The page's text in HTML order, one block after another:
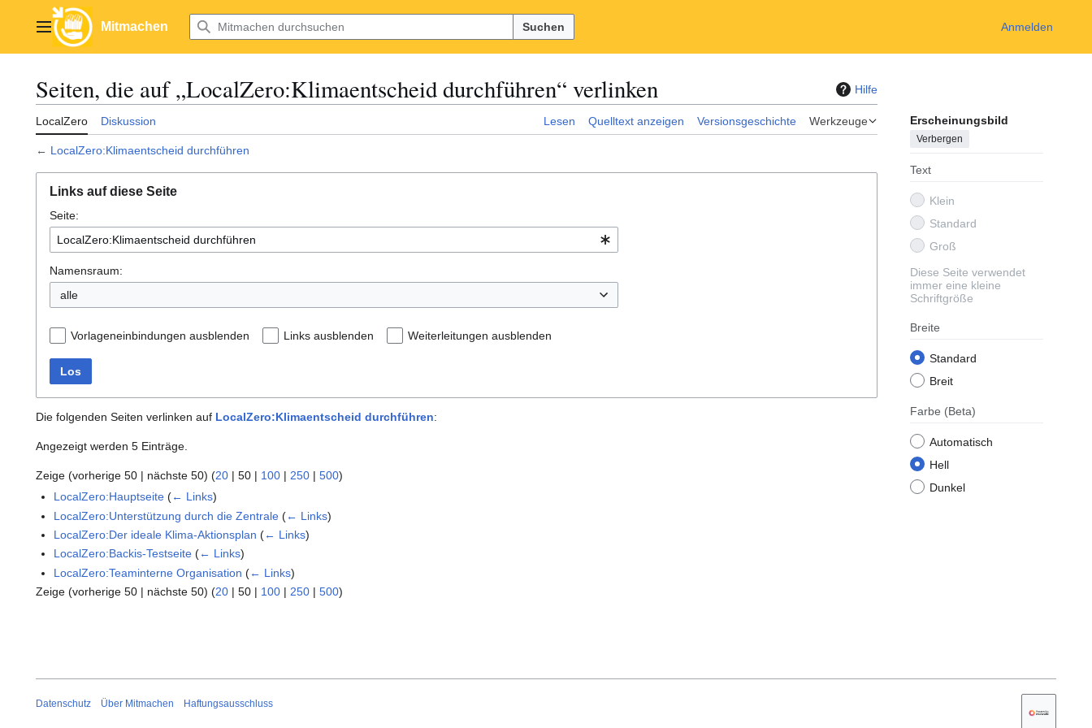
springenHauptmenüMitmachen Suchen Anmelden
Seiten, die auf „LocalZero:Klimaentscheid durchführen“ verlinken Hilfe
LocalZero Diskussion Lesen Quelltext anzeigen Versionsgeschichte Werkzeuge Erscheinungsbild
Verbergen
Text
Klein
Standard
Groß
Diese Seite verwendet
immer eine kleine
Schriftgröße
Breite
Standard
Breit
Farbe (Beta)
Automatisch
Hell
Dunkel
← LocalZero:Klimaentscheid durchführen
Links auf diese Seite
Seite:
Namensraum:
alle
Vorlageneinbindungen ausblenden Links ausblenden Weiterleitungen ausblenden
Los
Die folgenden Seiten verlinken auf LocalZero:Klimaentscheid durchführen:
Angezeigt werden 5 Einträge.
Zeige (vorherige 50 | nächste 50) (20 | 50 | 100 | 250 | 500)
LocalZero:Hauptseite (← Links)
LocalZero:Unterstützung durch die Zentrale (← Links)
LocalZero:Der ideale Klima-Aktionsplan (← Links)
LocalZero:Backis-Testseite (← Links)
LocalZero:Teaminterne Organisation (← Links)
Zeige (vorherige 50 | nächste 50) (20 | 50 | 100 | 250 | 500)
Datenschutz Über Mitmachen Haftungsausschluss